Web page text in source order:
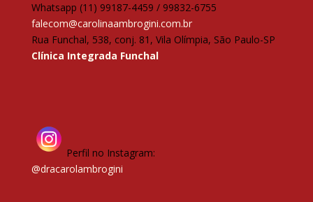
Whatsapp (11) 99187-4459 / 99832-6755
falecom@carolinaambrogini.com.br
Rua Funchal, 538, conj. 81, Vila Olímpia, São Paulo-SP
Clínica Integrada Funchal
Perfil no Instagram:
@dracarolambrogini